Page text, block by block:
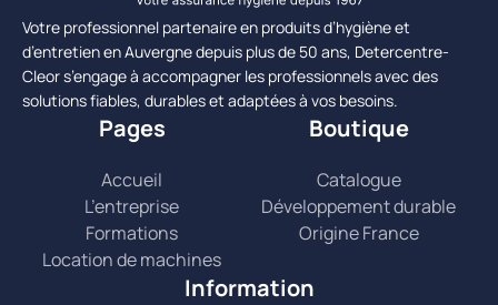
Votre professionnel partenaire en produits d’hygiène et
d’entretien en Auvergne depuis plus de 50 ans, Detercentre-
Cleor s’engage à accompagner les professionnels avec des
solutions fiables, durables et adaptées à vos besoins.
Pages
Accueil
L’entreprise
Formations
Location de machines
Boutique
Catalogue
Développement durable
Origine France
Information